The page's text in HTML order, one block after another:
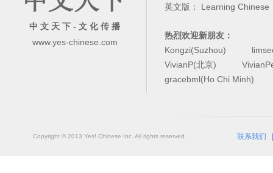
中 文 天 下 - 文 化 传 播
www.yes-chinese.com
英文版： Learning Chinese
热烈欢迎新朋友：
Kongzi(Suzhou)
VivianP(北京)
gracebml(Ho Chi Minh)
Copyright © 2013 Yes! Chinese Inc. All rights reserved. 联系我们